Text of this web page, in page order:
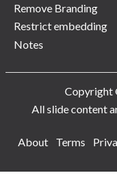
Remove Branding
Restrict embedding
Notes
Copyright
All slide content
About
Terms